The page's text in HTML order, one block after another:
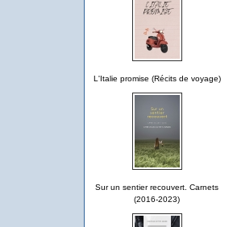
L'Italie promise (Récits de voyage)
Sur un sentier recouvert. Carnets
(2016-2023)